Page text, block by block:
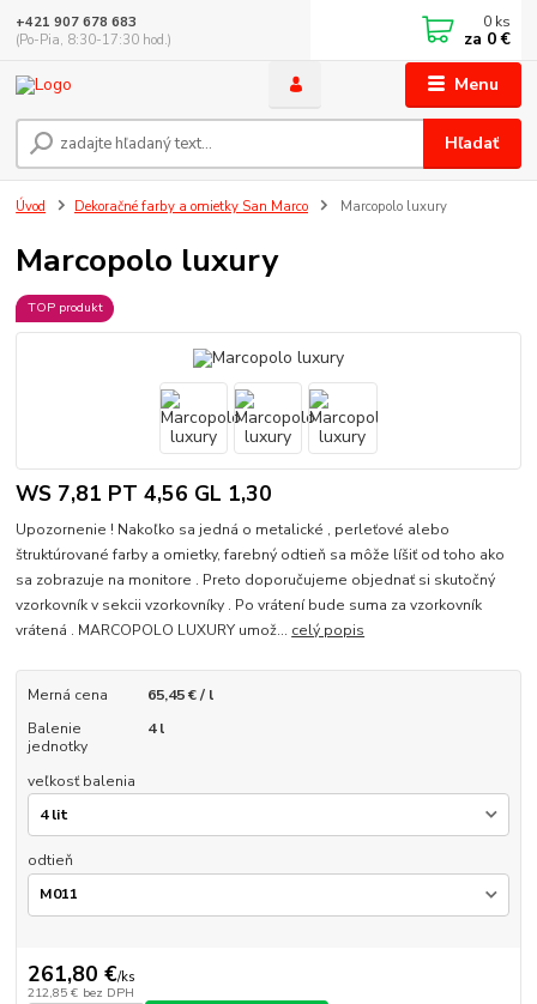
Menu
Hľadať
+421 907 678 683
(Po-Pia, 8:30-17:30 hod.)
0 ks
za 0 €
Úvod Dekoračné farby a omietky San Marco Marcopolo luxury
Marcopolo luxury
TOP produkt
WS 7,81 PT 4,56 GL 1,30
Upozornenie ! Nakoľko sa jedná o metalické , perleťové alebo
štruktúrované farby a omietky, farebný odtieň sa môže líšiť od toho ako
sa zobrazuje na monitore . Preto doporučujeme objednať si skutočný
vzorkovník v sekcii vzorkovníky . Po vrátení bude suma za vzorkovník
vrátená . MARCOPOLO LUXURY umož... celý popis
Merná cena
65,45 € / l
Balenie
jednotky
4 l
veľkosť balenia
odtieň
261,80 €/ks
212,85 € bez DPH